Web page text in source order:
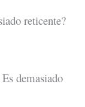
reticente?
demasiado